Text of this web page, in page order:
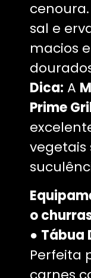
sal e
macios
Dica: A
Prime
vegetais
o
● Tábua
Perfeita